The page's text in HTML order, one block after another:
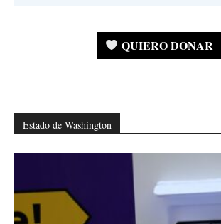
QUIERO DONAR
Estado de Washington